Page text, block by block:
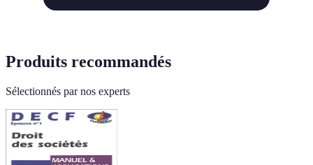
Produits recommandés
Sélectionnés par nos experts